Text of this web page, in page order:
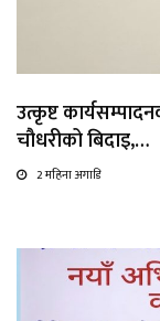
उत्कृष्ट
चौधरीको बिदाइ,…
2 महिना अगाडि